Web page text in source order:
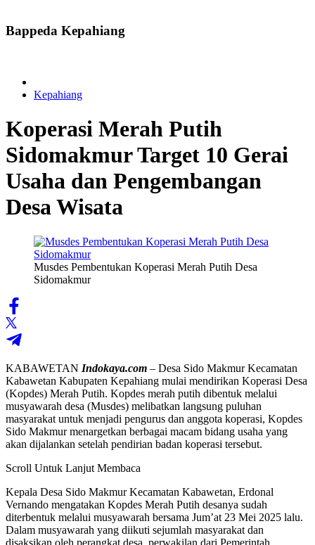
Bappeda Kepahiang
Kepahiang
Koperasi Merah Putih
Sidomakmur Target 10 Gerai
Usaha dan Pengembangan
Desa Wisata
Musdes Pembentukan Koperasi Merah Putih Desa
Sidomakmur
KABAWETAN Indokaya.com – Desa Sido Makmur Kecamatan
Kabawetan Kabupaten Kepahiang mulai mendirikan Koperasi Desa
(Kopdes) Merah Putih. Kopdes merah putih dibentuk melalui
musyawarah desa (Musdes) melibatkan langsung puluhan
masyarakat untuk menjadi pengurus dan anggota koperasi, Kopdes
Sido Makmur menargetkan berbagai macam bidang usaha yang
akan dijalankan setelah pendirian badan koperasi tersebut.
Scroll Untuk Lanjut Membaca
Kepala Desa Sido Makmur Kecamatan Kabawetan, Erdonal
Vernando mengatakan Kopdes Merah Putih desanya sudah
diterbentuk melalui musyawarah bersama Jum’at 23 Mei 2025 lalu.
Dalam musyawarah yang diikuti sejumlah masyarakat dan
disaksikan oleh perangkat desa, perwakilan dari Pemerintah